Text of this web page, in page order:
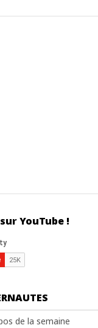
YouTube !
de la semaine